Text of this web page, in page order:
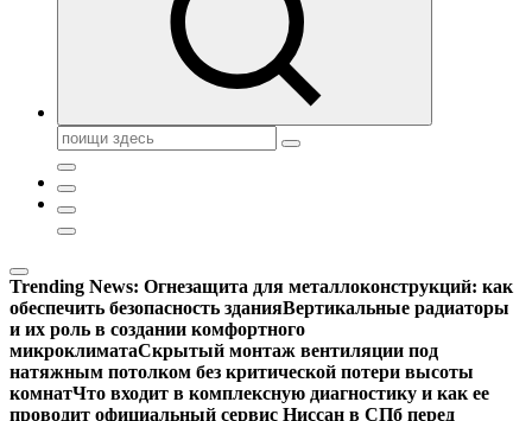
Поиск:
Trending News: Огнезащита для металлоконструкций: как
обеспечить безопасность зданияВертикальные радиаторы
и их роль в создании комфортного
микроклиматаСкрытый монтаж вентиляции под
натяжным потолком без критической потери высоты
комнатЧто входит в комплексную диагностику и как ее
проводит официальный сервис Ниссан в СПб перед